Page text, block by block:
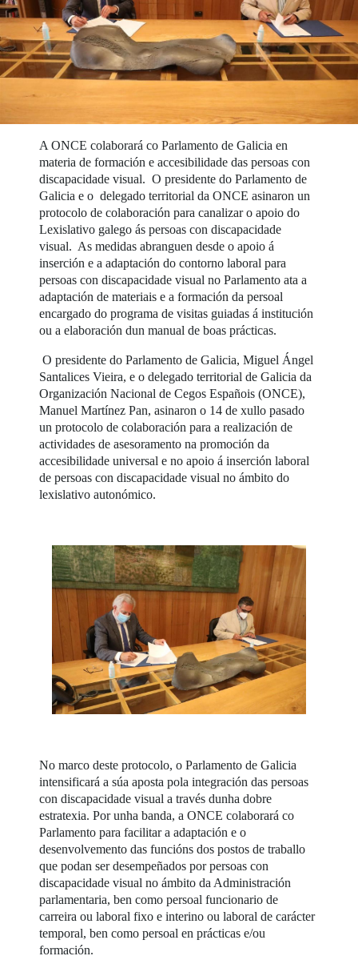
A ONCE colaborará co Parlamento de Galicia en
materia de formación e accesibilidade das persoas con
discapacidade visual. O presidente do Parlamento de
Galicia e o delegado territorial da ONCE asinaron un
protocolo de colaboración para canalizar o apoio do
Lexislativo galego ás persoas con discapacidade
visual. As medidas abranguen desde o apoio á
inserción e a adaptación do contorno laboral para
persoas con discapacidade visual no Parlamento ata a
adaptación de materiais e a formación da persoal
encargado do programa de visitas guiadas á institución
ou a elaboración dun manual de boas prácticas.
O presidente do Parlamento de Galicia, Miguel Ángel
Santalices Vieira, e o delegado territorial de Galicia da
Organización Nacional de Cegos Españois (ONCE),
Manuel Martínez Pan, asinaron o 14 de xullo pasado
un protocolo de colaboración para a realización de
actividades de asesoramento na promoción da
accesibilidade universal e no apoio á inserción laboral
de persoas con discapacidade visual no ámbito do
lexislativo autonómico.
No marco deste protocolo, o Parlamento de Galicia
intensificará a súa aposta pola integración das persoas
con discapacidade visual a través dunha dobre
estratexia. Por unha banda, a ONCE colaborará co
Parlamento para facilitar a adaptación e o
desenvolvemento das funcións dos postos de traballo
que podan ser desempeñados por persoas con
discapacidade visual no ámbito da Administración
parlamentaria, ben como persoal funcionario de
carreira ou laboral fixo e interino ou laboral de carácter
temporal, ben como persoal en prácticas e/ou
formación.